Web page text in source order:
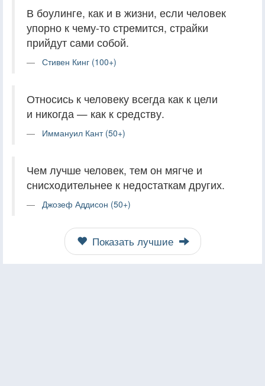
В боулинге, как и в жизни, если человек
упорно к чему-то стремится, страйки
прийдут сами собой.
Стивен Кинг (100+)
Относись к человеку всегда как к цели
и никогда — как к средству.
Иммануил Кант (50+)
Чем лучше человек, тем он мягче и
снисходительнее к недостаткам других.
Джозеф Аддисон (50+)
Показать лучшие